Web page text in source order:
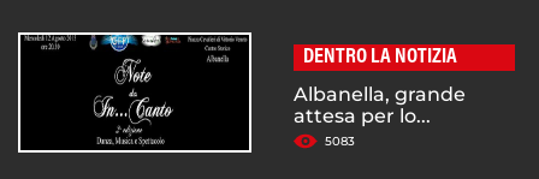
DENTRO LA NOTIZIA
Albanella, grande
attesa per lo...
5083